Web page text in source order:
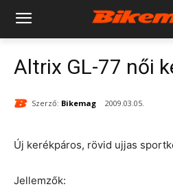
Altrix GL-77 női
Szerző: Bikemag 2009.03.05.
Új kerékpáros, rövid ujjas
Jellemzők: